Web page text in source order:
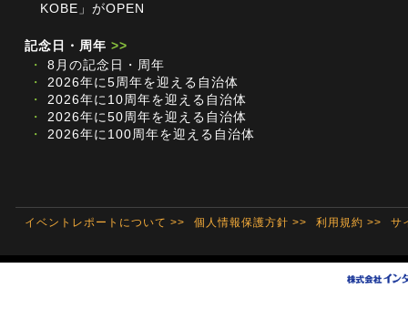
KOBE」がOPEN
記念日・周年 >>
・
8月の記念日・周年
・
2026年に5周年を迎える自治体
・
2026年に10周年を迎える自治体
・
2026年に50周年を迎える自治体
・
2026年に100周年を迎える自治体
イベントレポートについて >> 個人情報保護方針 >> 利用規約 >> サ